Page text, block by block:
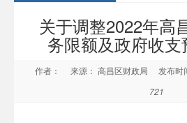
关于调整2022年高
务限额及政府收支
作者： 来源： 高昌区财政局 发布
721